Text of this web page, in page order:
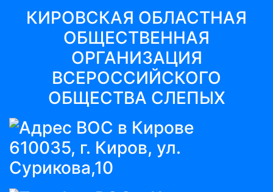
КИРОВСКАЯ ОБЛАСТНАЯ
ОБЩЕСТВЕННАЯ
ОРГАНИЗАЦИЯ
ВСЕРОССИЙСКОГО
ОБЩЕСТВА СЛЕПЫХ
610035, г. Киров, ул.
Сурикова,10